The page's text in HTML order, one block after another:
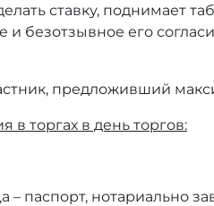
ставку, поднимает
и безотзывное его
предложивший
в торгах в день торгов:
– паспорт, нотариально